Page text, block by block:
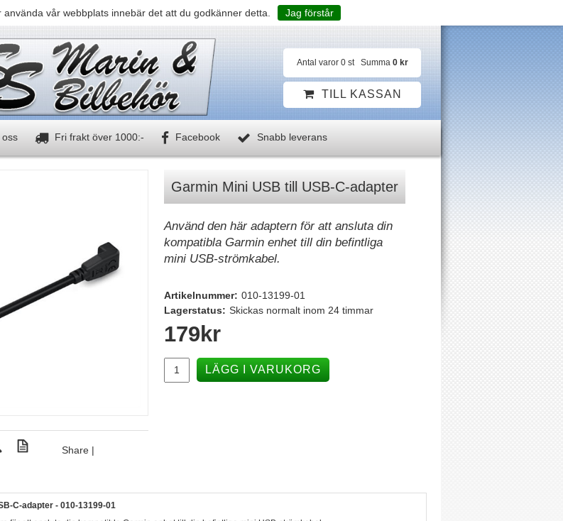
vår webbplats innebär det att du godkänner detta. Jag förstår
Antal varor 0 st Summa 0 kr
TILL KASSAN
oss Fri frakt över 1000:- Facebook Snabb leverans
Share |
Garmin Mini USB till USB-C-adapter
Använd den här adaptern för att ansluta din
kompatibla Garmin enhet till din befintliga
mini USB-strömkabel.
Artikelnummer: 010-13199-01
Lagerstatus: Skickas normalt inom 24 timmar
179kr
LÄGG I VARUKORG
C-adapter - 010-13199-01